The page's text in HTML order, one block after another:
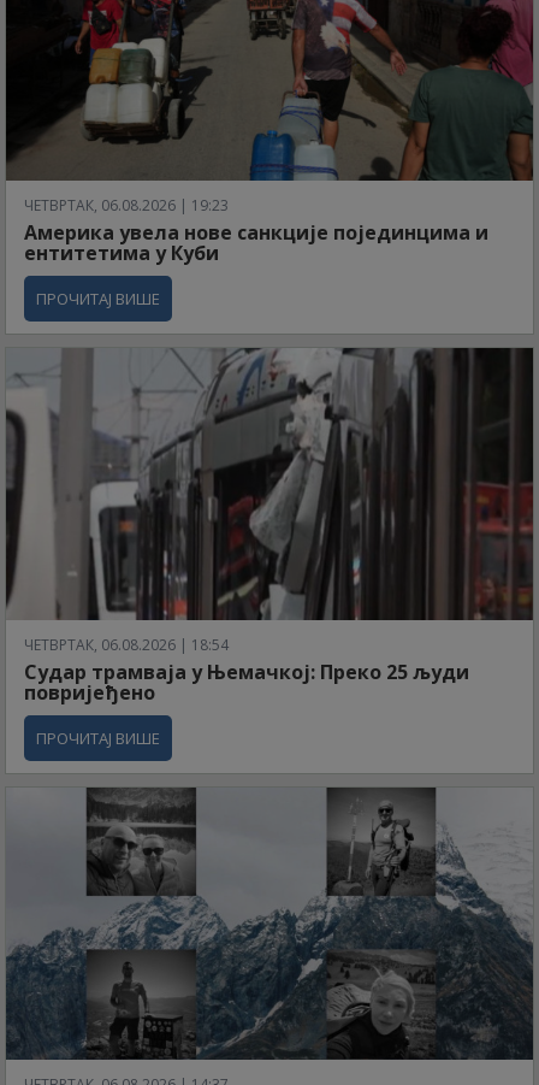
ЧЕТВРТАК, 06.08.2026 | 19:23
Америка увела нове санкције појединцима и
ентитетима у Куби
ПРОЧИТАЈ ВИШЕ
ЧЕТВРТАК, 06.08.2026 | 18:54
Судар трамваја у Њемачкој: Преко 25 људи
повријеђено
ПРОЧИТАЈ ВИШЕ